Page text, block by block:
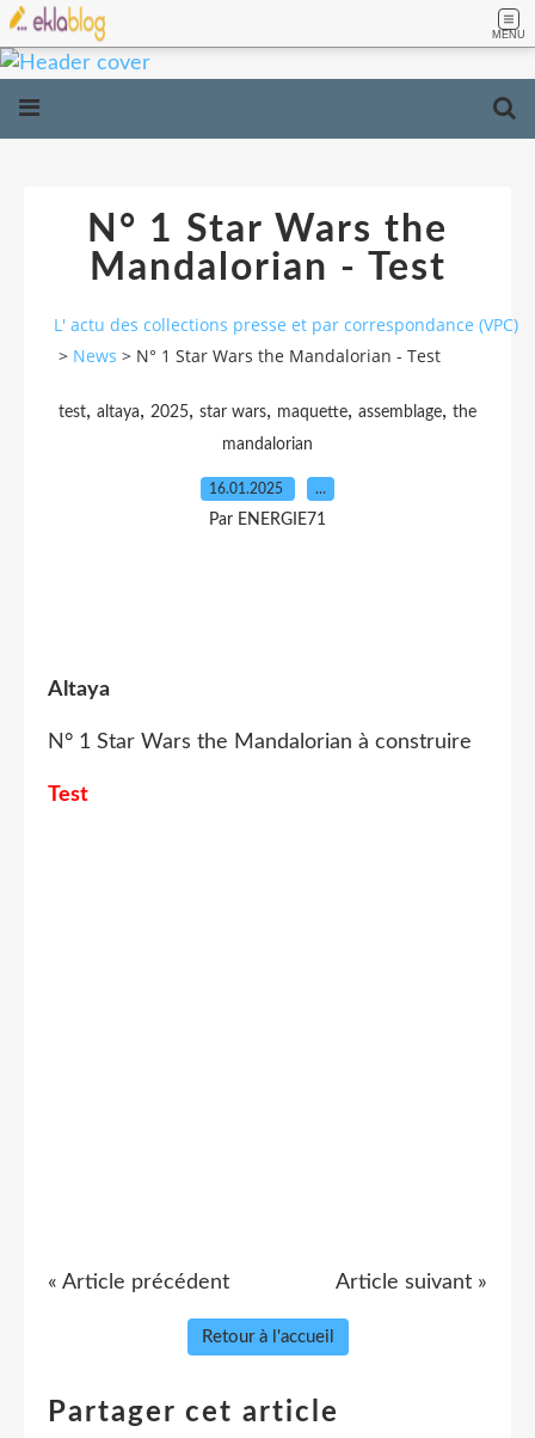
MENU
N° 1 Star Wars the
Mandalorian - Test
L' actu des collections presse et par correspondance (VPC)
> News > N° 1 Star Wars the Mandalorian - Test
test, altaya, 2025, star wars, maquette, assemblage, the
mandalorian
16.01.2025 …
Par ENERGIE71
Altaya
N° 1 Star Wars the Mandalorian à construire
Test
« Article précédent Article suivant »
Retour à l'accueil
Partager cet article